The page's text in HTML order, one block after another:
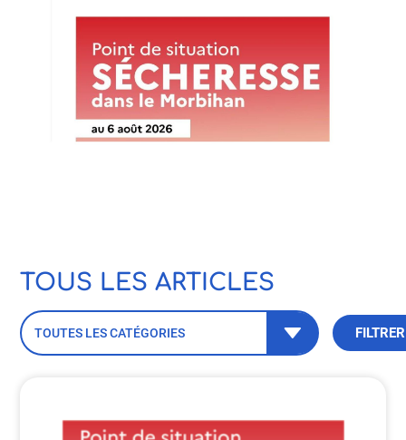
TOUS LES ARTICLES
TOUTES LES CATÉGORIES FILTRER